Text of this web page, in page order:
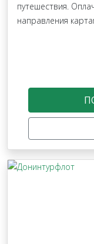
путешествия.
направления